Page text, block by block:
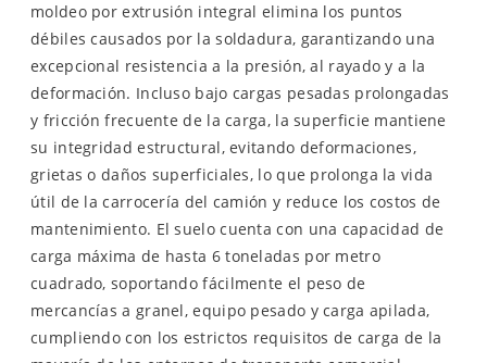
moldeo por extrusión integral elimina los puntos
débiles causados ​​por la soldadura, garantizando una
excepcional resistencia a la presión, al rayado y a la
deformación. Incluso bajo cargas pesadas prolongadas
y fricción frecuente de la carga, la superficie mantiene
su integridad estructural, evitando deformaciones,
grietas o daños superficiales, lo que prolonga la vida
útil de la carrocería del camión y reduce los costos de
mantenimiento. El suelo cuenta con una capacidad de
carga máxima de hasta 6 toneladas por metro
cuadrado, soportando fácilmente el peso de
mercancías a granel, equipo pesado y carga apilada,
cumpliendo con los estrictos requisitos de carga de la